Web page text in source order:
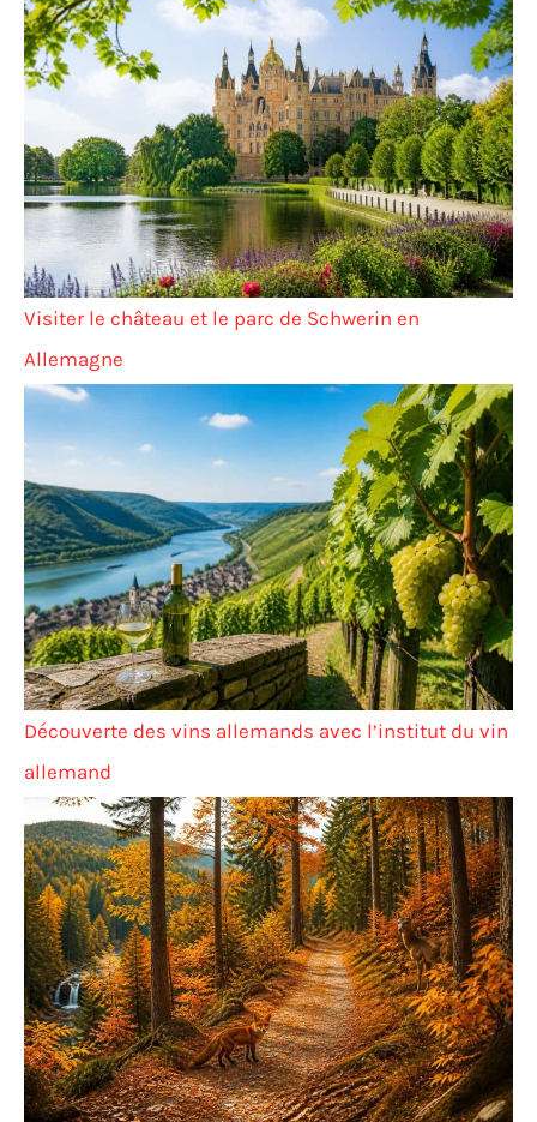
Visiter le château et le parc de Schwerin en
Allemagne
Découverte des vins allemands avec l’institut du vin
allemand